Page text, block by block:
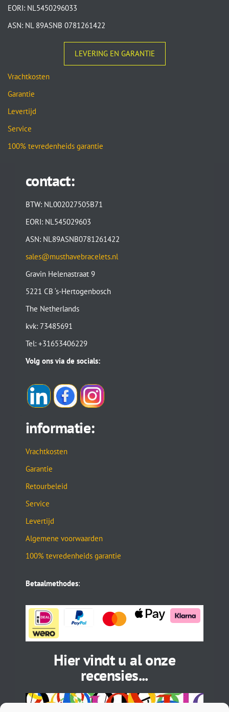
EORI: NL5450296033
ASN: NL 89ASNB 0781261422
LEVERING EN GARANTIE
Vrachtkosten
Garantie
Levertijd
Service
100% tevredenheids garantie
contact:
BTW: NL002027505B71
EORI: NL545029603
ASN: NL89ASNB0781261422
sales@musthavebracelets.nl
Gravin Helenastraat 9
5221 CB ‘s-Hertogenbosch
The Netherlands
kvk: 73485691
Tel: +31653406229
Volg ons via de socials:
informatie:
Vrachtkosten
Garantie
Retourbeleid
Service
Levertijd
Algemene voorwaarden
100% tevredenheids garantie
Betaalmethodes:
Hier vindt u al onze
recensies...